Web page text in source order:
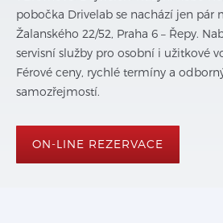
pobočka Drivelab se nachází jen pár
Žalanského 22/52, Praha 6 – Řepy.
servisní služby pro osobní i užitkové
Férové ceny, rychlé termíny a
samozřejmostí.
ON-LINE REZERVACE